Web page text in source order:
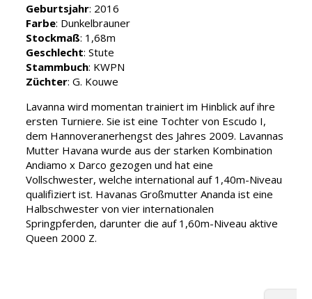
Geburtsjahr: 2016
Farbe: Dunkelbrauner
Stockmaß: 1,68m
Geschlecht: Stute
Stammbuch: KWPN
Züchter: G. Kouwe
Lavanna wird momentan trainiert im Hinblick auf ihre
ersten Turniere. Sie ist eine Tochter von Escudo I,
dem Hannoveranerhengst des Jahres 2009. Lavannas
Mutter Havana wurde aus der starken Kombination
Andiamo x Darco gezogen und hat eine
Vollschwester, welche international auf 1,40m-Niveau
qualifiziert ist. Havanas Großmutter Ananda ist eine
Halbschwester von vier internationalen
Springpferden, darunter die auf 1,60m-Niveau aktive
Queen 2000 Z.